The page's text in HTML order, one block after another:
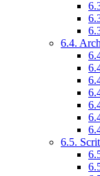
6.4.
6.5.